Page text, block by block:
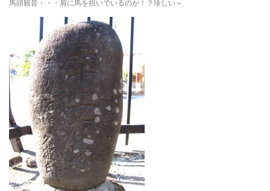
馬頭観音・・・肩に馬を担いでいるのか！？珍しい～